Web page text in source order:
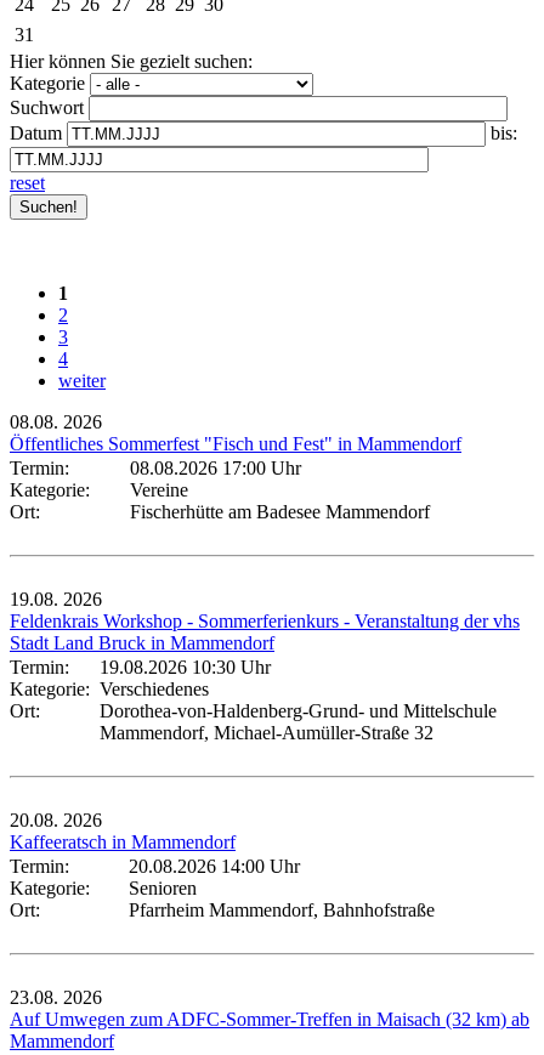
24
25 26 27 28 29 30
31
Hier können Sie gezielt suchen:
Kategorie
Suchwort
Datum
bis:
reset
1
2
3
4
weiter
08.08. 2026
Öffentliches Sommerfest "Fisch und Fest" in Mammendorf
Termin:
08.08.2026 17:00 Uhr
Kategorie:
Vereine
Ort:
Fischerhütte am Badesee Mammendorf
19.08. 2026
Feldenkrais Workshop - Sommerferienkurs - Veranstaltung der vhs
Stadt Land Bruck in Mammendorf
Termin:
19.08.2026 10:30 Uhr
Kategorie: Verschiedenes
Ort:
Dorothea-von-Haldenberg-Grund- und Mittelschule
Mammendorf, Michael-Aumüller-Straße 32
20.08. 2026
Kaffeeratsch in Mammendorf
Termin:
20.08.2026 14:00 Uhr
Kategorie:
Senioren
Ort:
Pfarrheim Mammendorf, Bahnhofstraße
23.08. 2026
Auf Umwegen zum ADFC-Sommer-Treffen in Maisach (32 km) ab
Mammendorf